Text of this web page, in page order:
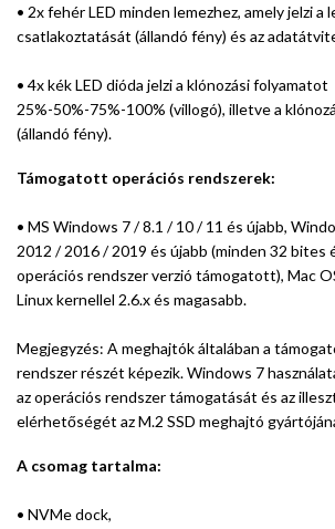
• 2x fehér LED minden lemezhez, amely jelzi a
csatlakoztatását (állandó fény) és az
• 4x kék LED dióda jelzi a klónozási folyamatot
25%-50%-75%-100% (villogó), illetve a
(állandó fény).
Támogatott operációs rendszerek:
• MS Windows 7 / 8.1 / 10 / 11 és újabb,
2012 / 2016 / 2019 és újabb (minden 32 bites
operációs rendszer verzió támogatott), Mac
Linux kernellel 2.6.x és magasabb.
Megjegyzés: A meghajtók általában a
rendszer részét képezik. Windows 7
az operációs rendszer támogatását és az
elérhetőségét az M.2 SSD meghajtó
A csomag tartalma:
• NVMe dock,